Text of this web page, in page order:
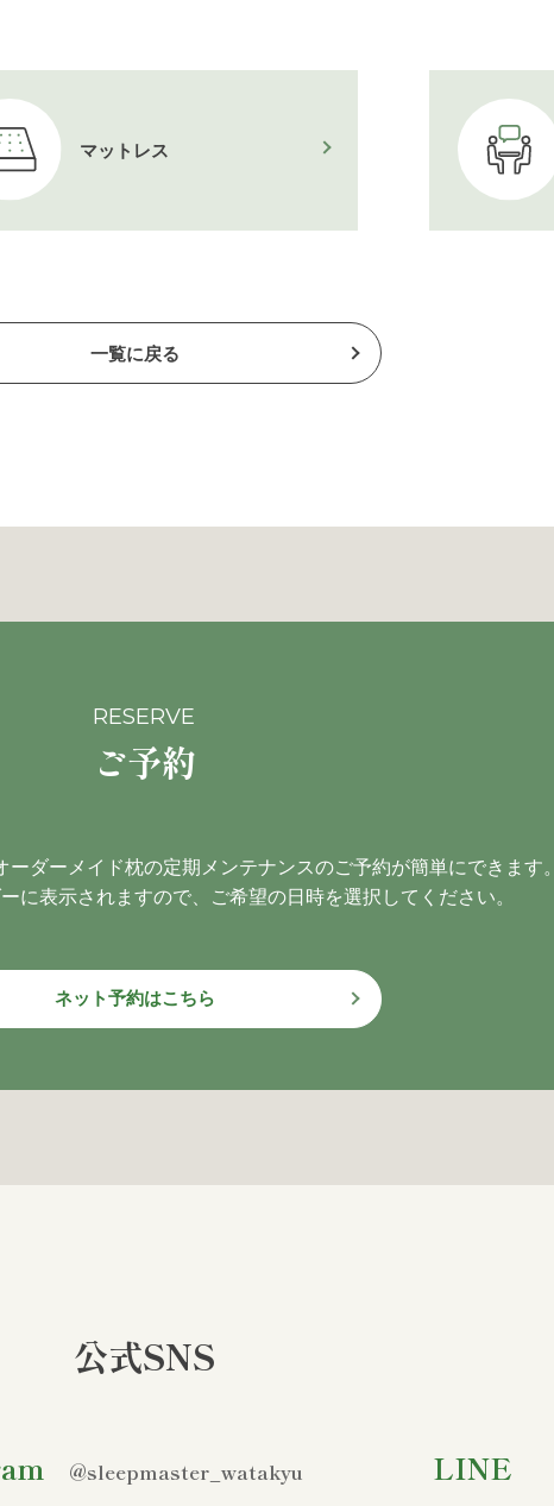
マットレス
一覧に戻る
RESERVE
ご予約
ダーメイド枕の定期メンテナンスのご予約が簡単にできます。
に表示されますので、ご希望の日時を選択してください。
ネット予約はこちら
公式SNS
@sleepmaster_watakyu LINE